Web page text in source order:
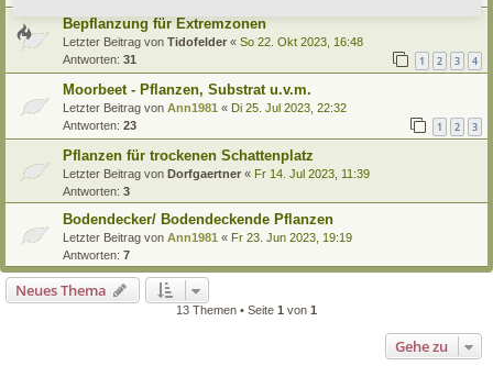
Bepflanzung für Extremzonen
Letzter Beitrag von Tidofelder « So 22. Okt 2023, 16:48
Antworten: 31 1 2 3 4
Moorbeet - Pflanzen, Substrat u.v.m.
Letzter Beitrag von Ann1981 « Di 25. Jul 2023, 22:32
Antworten: 23 1 2 3
Pflanzen für trockenen Schattenplatz
Letzter Beitrag von Dorfgaertner « Fr 14. Jul 2023, 11:39
Antworten: 3
Bodendecker/ Bodendeckende Pflanzen
Letzter Beitrag von Ann1981 « Fr 23. Jun 2023, 19:19
Antworten: 7
Neues Thema
13 Themen • Seite 1 von 1
Gehe zu